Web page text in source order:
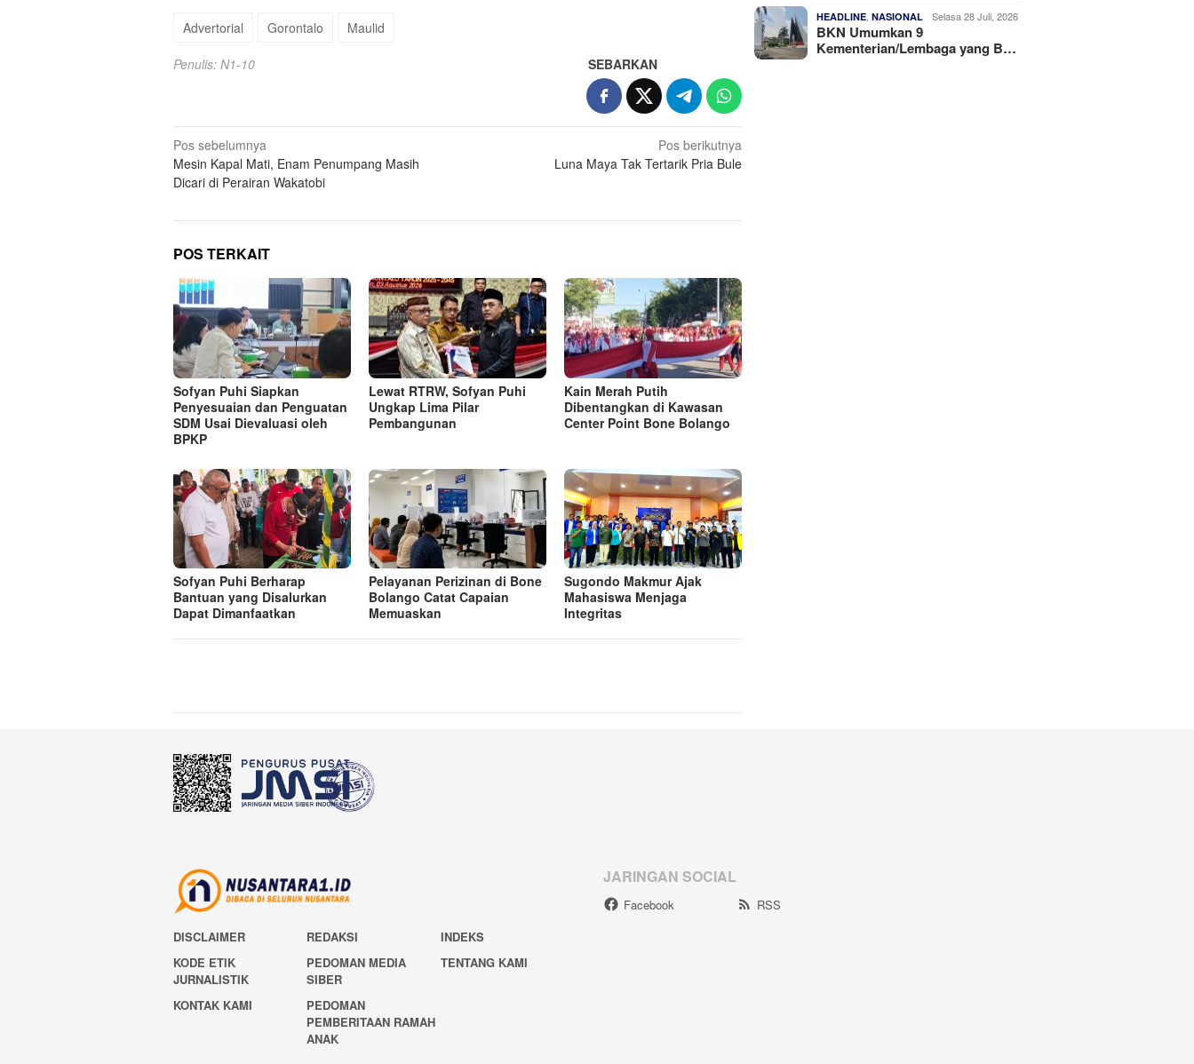
Advertorial Gorontalo Maulid
Penulis: N1-10 SEBARKAN
Navigasi
pos
Pos sebelumnya
Mesin Kapal Mati, Enam Penumpang Masih
Dicari di Perairan Wakatobi
Pos berikutnya
Luna Maya Tak Tertarik Pria Bule
POS TERKAIT
Sofyan Puhi Siapkan
Penyesuaian dan Penguatan
SDM Usai Dievaluasi oleh
BPKP
Lewat RTRW, Sofyan Puhi
Ungkap Lima Pilar
Pembangunan
Kain Merah Putih
Dibentangkan di Kawasan
Center Point Bone Bolango
Sofyan Puhi Berharap
Bantuan yang Disalurkan
Dapat Dimanfaatkan
Pelayanan Perizinan di Bone
Bolango Catat Capaian
Memuaskan
Sugondo Makmur Ajak
Mahasiswa Menjaga
Integritas
HEADLINE ,NASIONAL Selasa 28 Juli, 2026
BKN Umumkan 9
Kementerian/Lembaga yang B…
DISCLAIMER REDAKSI
INDEKS
KODE ETIK
JURNALISTIK
PEDOMAN MEDIA
SIBER
TENTANG KAMI
KONTAK KAMI
PEDOMAN
PEMBERITAAN RAMAH
ANAK
JARINGAN SOCIAL
Facebook RSS